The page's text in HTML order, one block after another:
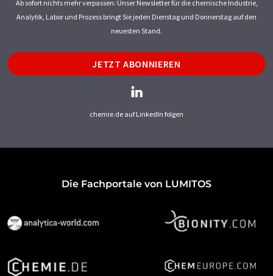
Ab sofort nichts mehr verpassen: Unser Newsletter für die chemische Industrie,
Analytik, Labor und Prozess bringt Sie jeden Dienstag und Donnerstag auf den
neuesten Stand.
JETZT ABONNIEREN
chemie.de auf LinkedIn folgen
Die Fachportale von LUMITOS